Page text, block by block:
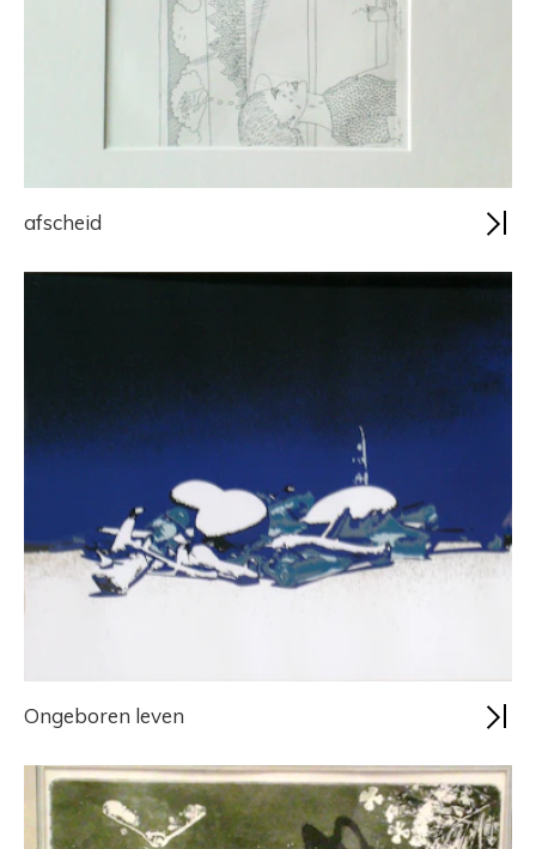
afscheid
Ongeboren leven